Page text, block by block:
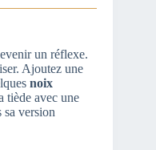
un réflexe.
Ajoutez une
noix
tiède avec une
sa version